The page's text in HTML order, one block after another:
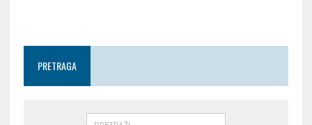
PRETRAGA